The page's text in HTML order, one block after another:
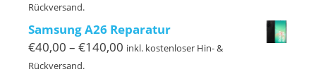
€149,00
Rückversand.
Samsung A26 Reparatur
€40,00 – €140,00 Preisspanne:
inkl. kostenloser Hin- &
Rückversand.